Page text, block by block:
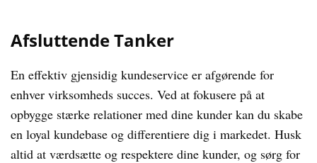
Afsluttende Tanker
En effektiv gjensidig kundeservice er afgørende for
enhver virksomheds succes. Ved at fokusere på at
opbygge stærke relationer med dine kunder kan du skabe
en loyal kundebase og differentiere dig i markedet. Husk
altid at værdsætte og respektere dine kunder, og sørg for